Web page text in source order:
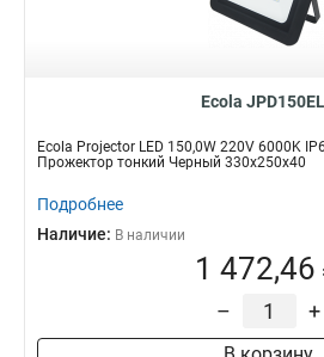
Ecola
Ecola Projector LED 150,0W 220V 6000K
Прожектор тонкий Черный 330x250x40
Подробнее
Наличие: В наличии
1 472,46
– +